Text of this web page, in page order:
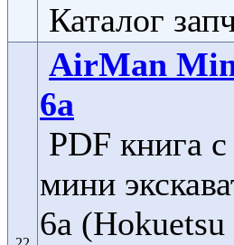
Каталог
AirMan
6a
PDF книга
мини
6a